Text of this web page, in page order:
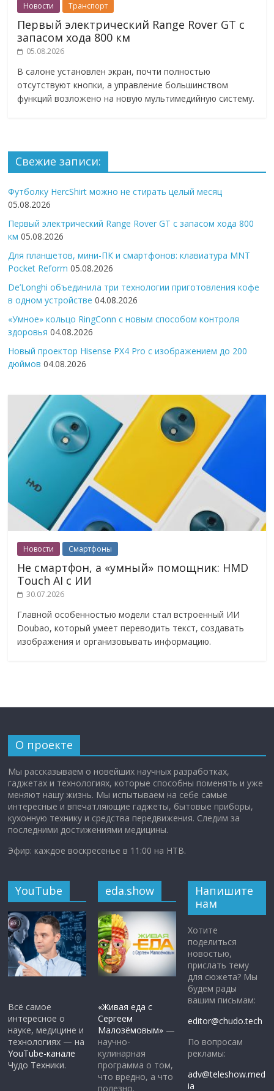
Новости Транспорт
Первый электрический Range Rover GT с
запасом хода 800 км
05.08.2026
В салоне установлен экран, почти полностью
отсутствуют кнопки, а управление большинством
функций возложено на новую мультимедийную систему.
Свежие записи:
Футболку HercShirt можно не стирать целый месяц
05.08.2026
Первый электрический Range Rover GT с запасом хода 800
км 05.08.2026
Для планшетов, мини-ПК и смартфонов: клавиатура MNT
Pocket Reform 05.08.2026
De’Longhi объединила три технологии приготовления кофе
в одном устройстве 04.08.2026
«Умное» кольцо RingConn с новым способом контроля
здоровья 04.08.2026
Новый проектор Hisense PX4 Pro с изображением до 200
дюймов 04.08.2026
Новости Смартфоны
Не смартфон, а «умный» помощник: HMD
Touch AI с ИИ
30.07.2026
Главной особенностью модели стал встроенный ИИ
Doubao, который умеет переводить текст, создавать
изображения и организовывать информацию.
О проекте
Мы рассказываем о новейших научных разработках,
гаджетах и технологиях, которые способны поменять и уже
меняют нашу жизнь. Мы испытываем на себе самые
интересные и впечатляющие гаджеты, бытовые приборы,
кухонную технику и средства передвижения. Следим за
последними достижениями медицины.
Эфир: каждое воскресенье в 11:00 на НТВ.
YouTube
Всё самое
интересное о
науке, медицине и
технологиях — на
YouTube-канале
Чудо Техники.
eda.show
«Живая еда с
Сергеем
Малозёмовым» —
научно-
кулинарная
программа о том,
что вредно, а что
полезно.
Напишите
нам
Хотите
поделиться
новостью,
прислать тему
для сюжета? Мы
будем рады
вашим письмам:
editor@chudo.tech
По вопросам
рекламы:
adv@teleshow.med
ia